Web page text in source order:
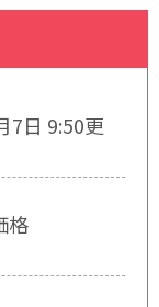
7日 9:50更
格